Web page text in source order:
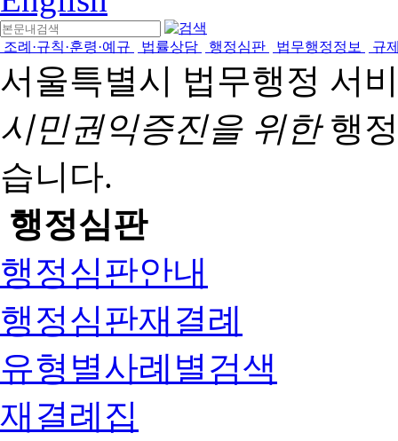
조례·규칙·훈령·예규 법률상담 행정심판 법무행정정보 규
서울특별시 법무행정 서
시민권익증진을 위한행
습니다.
행정심판
행정심판안내
행정심판재결례
유형별사례별검색
재결례집